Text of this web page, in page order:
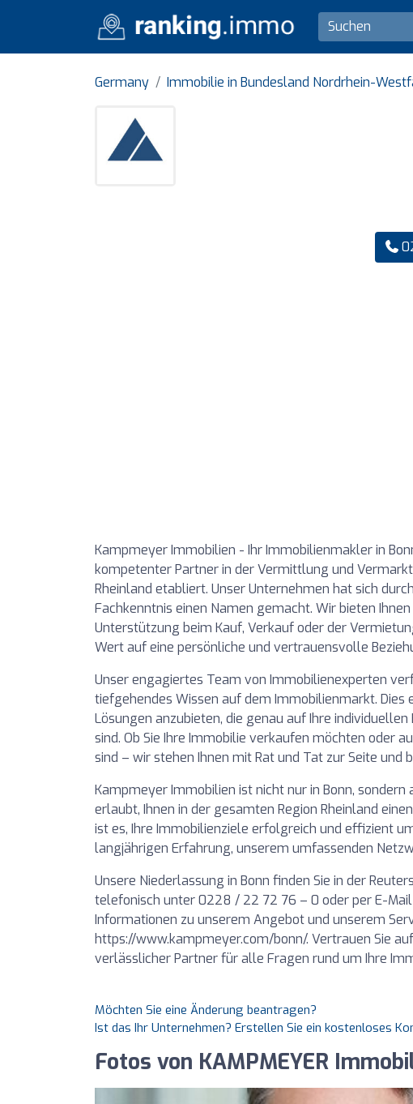
Germany Immobilie in Bundesland Nordrhein-
Kampmeyer Immobilien - Ihr Immobilienmakler in
kompetenter Partner in der Vermittlung und
Rheinland etabliert. Unser Unternehmen hat sich
Fachkenntnis einen Namen gemacht. Wir bieten
Unterstützung beim Kauf, Verkauf oder der
Wert auf eine persönliche und vertrauensvolle
Unser engagiertes Team von Immobilienexperten
tiefgehendes Wissen auf dem Immobilienmarkt.
Lösungen anzubieten, die genau auf Ihre
sind. Ob Sie Ihre Immobilie verkaufen möchten oder
sind – wir stehen Ihnen mit Rat und Tat zur Seite und
Kampmeyer Immobilien ist nicht nur in Bonn,
erlaubt, Ihnen in der gesamten Region Rheinland
ist es, Ihre Immobilienziele erfolgreich und effizient
langjährigen Erfahrung, unserem umfassenden
Unsere Niederlassung in Bonn finden Sie in der
telefonisch unter 0228 / 22 72 76 – 0 oder per E-
Informationen zu unserem Angebot und unserem
https://www.kampmeyer.com/bonn/. Vertrauen Sie
verlässlicher Partner für alle Fragen rund um Ihre
Möchten Sie eine Änderung beantragen?
Ist das Ihr Unternehmen? Erstellen Sie ein kostenloses
Fotos von KAMPMEYER